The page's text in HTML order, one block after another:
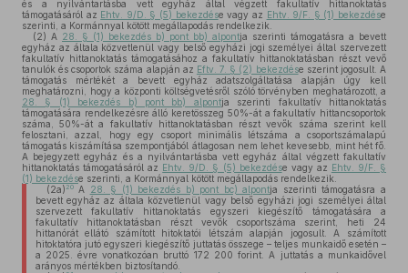
és a nyilvántartásba vett egyház által végzett fakultatív hittanoktatás
támogatásáról az Ehtv. 9/D. § (5) bekezdése vagy az Ehtv. 9/F. § (1) bekezdése
szerinti, a Kormánnyal kötött megállapodás rendelkezik.
(2) A 28. § (1) bekezdés b) pont bb) alpontja szerinti támogatásra a bevett
egyház az általa közvetlenül vagy belső egyházi jogi személyei által szervezett
fakultatív hittanoktatás támogatásához a fakultatív hittanoktatásban részt vevő
tanulók és csoportok száma alapján az Eftv. 7. § (2) bekezdése szerint jogosult. A
támogatás mértékét a bevett egyház adatszolgáltatása alapján úgy kell
meghatározni, hogy a központi költségvetésről szóló törvényben meghatározott, a
28. § (1) bekezdés b) pont bb) alpontja szerinti fakultatív hittanoktatás
támogatására rendelkezésre álló keretösszeg 50%-át a fakultatív hittancsoportok
száma, 50%-át a fakultatív hittanoktatásban részt vevők száma szerint kell
felosztani, azzal, hogy egy csoport minimális létszáma a csoportszámalapú
támogatás kiszámítása szempontjából átlagosan nem lehet kevesebb, mint hét fő.
A bejegyzett egyház és a nyilvántartásba vett egyház által végzett fakultatív
hittanoktatás támogatásáról az Ehtv. 9/D. § (5) bekezdése vagy az Ehtv. 9/F. §
(1) bekezdése szerinti, a Kormánnyal kötött megállapodás rendelkezik.
(2a) 20A 28. § (1) bekezdés b) pont bc) alpontja szerinti támogatásra a
bevett egyház az általa közvetlenül vagy belső egyházi jogi személyei által
szervezett fakultatív hittanoktatás egyszeri kiegészítő támogatására a
fakultatív hittanoktatásban részt vevők csoportszáma szerint, heti 24
hittanórát ellátó számított hitoktatói létszám alapján jogosult. A számított
hitoktatóra jutó egyszeri kiegészítő juttatás összege – teljes munkaidő esetén –
a 2025. évre vonatkozóan bruttó 172 200 forint. A juttatás a munkaidővel
arányos mértékben biztosítandó.